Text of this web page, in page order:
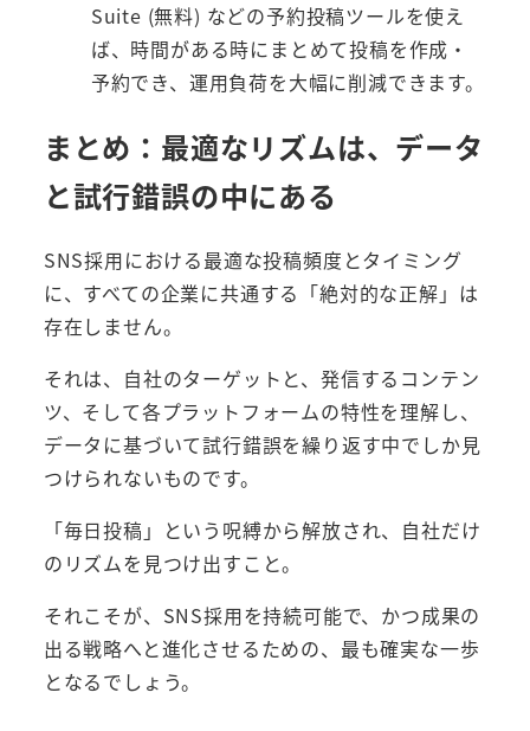
Suite (無料) などの予約投稿ツールを使え
ば、時間がある時にまとめて投稿を作成・
予約でき、運用負荷を大幅に削減できます。
まとめ：最適なリズムは、データ
と試行錯誤の中にある
SNS採用における最適な投稿頻度とタイミング
に、すべての企業に共通する「絶対的な正解」は
存在しません。
それは、自社のターゲットと、発信するコンテン
ツ、そして各プラットフォームの特性を理解し、
データに基づいて試行錯誤を繰り返す中でしか見
つけられないものです。
「毎日投稿」という呪縛から解放され、自社だけ
のリズムを見つけ出すこと。
それこそが、SNS採用を持続可能で、かつ成果の
出る戦略へと進化させるための、最も確実な一歩
となるでしょう。